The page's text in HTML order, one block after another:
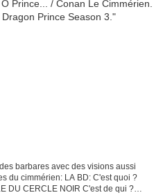
barbares avec des visions aussi
du cimmérien: LA BD: C'est quoi ?
DU CERCLE NOIR C'est de qui ?